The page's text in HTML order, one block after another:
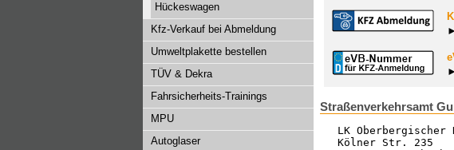
Hückeswagen
Kfz-Verkauf bei Abmeldung
Umweltplakette bestellen
TÜV & Dekra
Fahrsicherheits-Trainings
MPU
Autoglaser
Straßenverkehrsamt
LK Oberbergischer
Kölner Str. 235